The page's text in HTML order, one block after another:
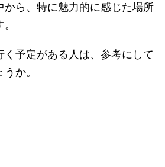
から、特に魅力的に感じた場所
予定がある人は、参考にして
か。